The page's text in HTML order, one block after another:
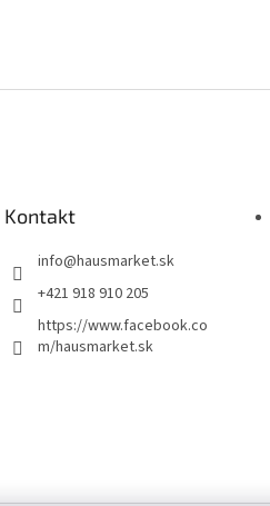
Kontakt
info@hausmarket.sk
+421 918 910 205
https://www.facebook.co
m/hausmarket.sk